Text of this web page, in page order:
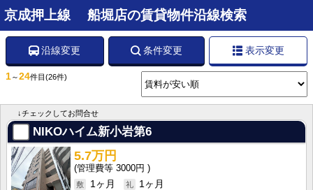
京成押上線 船堀店の賃貸物件沿線検索
沿線変更 条件変更 表示変更
1～24件目 (26件)
↓チェックしてお問合せ
NIKOハイム新小岩第6
5.7万円
3000円
1ヶ月
1ヶ月